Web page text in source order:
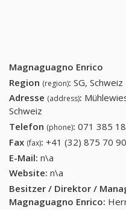
Magnaguagno Enrico
Region (region): SG, Schweiz
Adresse (address):
Schweiz
Telefon (phone): 071 385
Fax (fax): +41 (32) 875 70 90
E-Mail: n\a
Website: n\a
Besitzer / Direktor /
Magnaguagno Enrico: